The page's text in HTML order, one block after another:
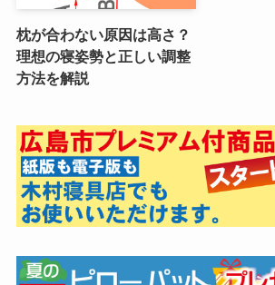
枕が合わない原因は高さ？
理想の寝姿勢と正しい調整
方法を解説